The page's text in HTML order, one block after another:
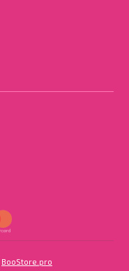
Працює на SaaS платформі
BooStore.pro